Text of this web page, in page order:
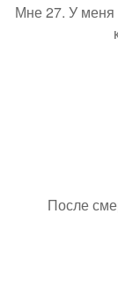
Мне 27. У меня
После